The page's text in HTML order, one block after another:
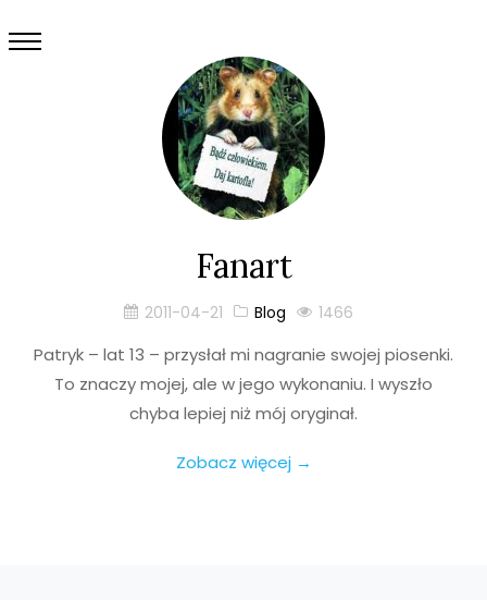
Fanart
2011-04-21 Blog 1466
Patryk – lat 13 – przysłał mi nagranie swojej piosenki.
To znaczy mojej, ale w jego wykonaniu. I wyszło
chyba lepiej niż mój oryginał.
Zobacz więcej →